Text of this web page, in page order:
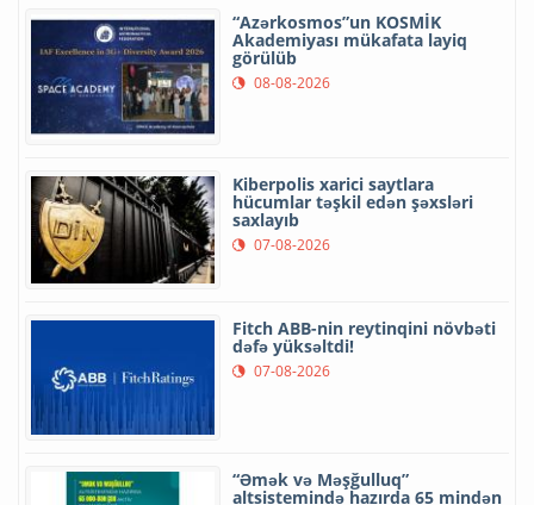
“Azərkosmos”un KOSMİK
Akademiyası mükafata layiq
görülüb
08-08-2026
Kiberpolis xarici saytlara
hücumlar təşkil edən şəxsləri
saxlayıb
07-08-2026
Fitch ABB-nin reytinqini növbəti
dəfə yüksəltdi!
07-08-2026
“Əmək və Məşğulluq”
altsistemində hazırda 65 mindən